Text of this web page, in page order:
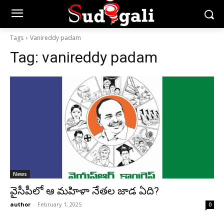
Tags Vanireddy padam
Tag: vanireddy padam
News
వైసీపీలో ఆ మహిళా నేతల జాడ ఏది?
author - February 1, 2025 0